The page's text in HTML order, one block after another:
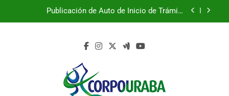
Publicación de Auto de Inicio de Trámite
Notificación por aviso